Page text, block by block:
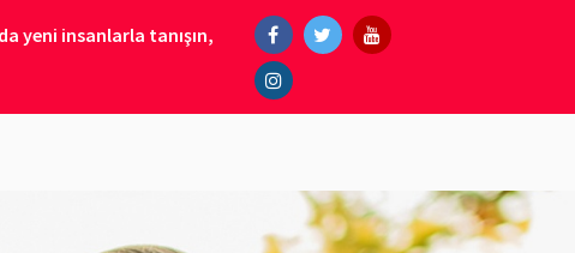
yeni insanlarla tanışın,